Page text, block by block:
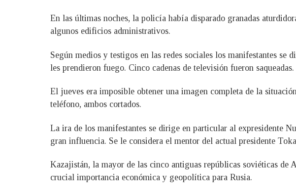
En las últimas noches, la policía había disparado granadas
algunos edificios administrativos.
Según medios y testigos en las redes sociales los manifestantes
les prendieron fuego. Cinco cadenas de televisión fueron saqueadas.
El jueves era imposible obtener una imagen completa de la
teléfono, ambos cortados.
La ira de los manifestantes se dirige en particular al expresidente
gran influencia. Se le considera el mentor del actual presidente
Kazajistán, la mayor de las cinco antiguas repúblicas soviéticas
crucial importancia económica y geopolítica para Rusia.